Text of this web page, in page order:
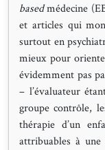
basedmédecine
et articles qui
surtout en
mieux pour
évidemment pas
– l’évaluateur
groupe contrôle,
thérapie d’un
attribuables à